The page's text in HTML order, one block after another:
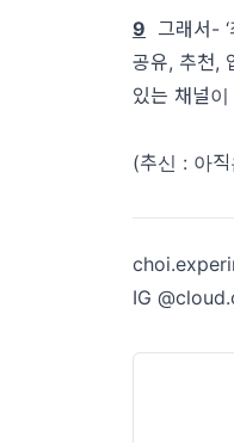
9 그래서- ‘
공유, 추천,
있는 채널이
(추신 : 아
IG